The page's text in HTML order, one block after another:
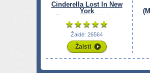
Cinderella Lost In New
York
(Pelenė: Pasiklydusi
Niujorke)
Žaidė: 26564
Žaisti